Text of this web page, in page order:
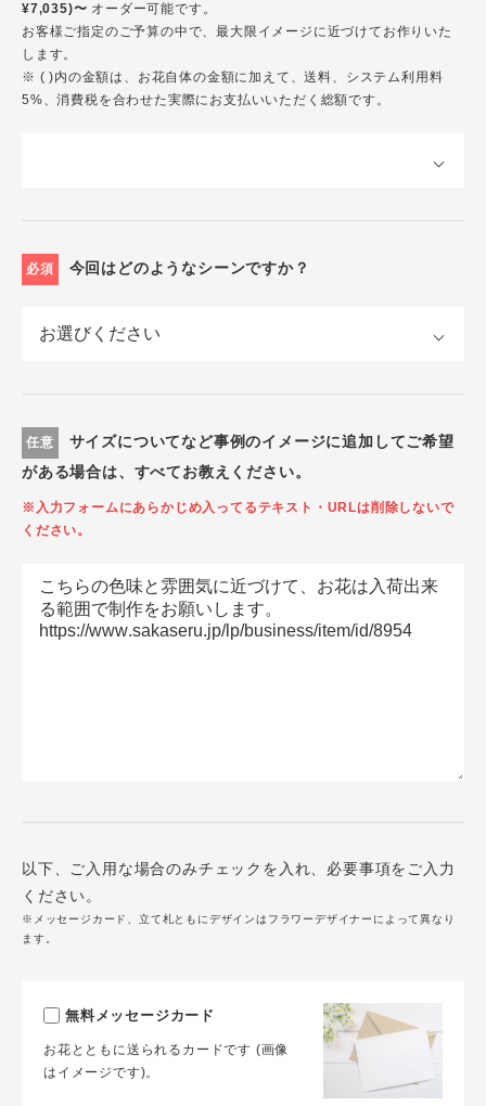
¥7,035)〜 オーダー可能です。
お客様ご指定のご予算の中で、最大限イメージに近づけてお作りいた
します。
※ ( )内の金額は、お花自体の金額に加えて、送料、システム利用料
5%、消費税を合わせた実際にお支払いいただく総額です。
必須 今回はどのようなシーンですか？
任意
サイズについてなど事例のイメージに追加してご希望
がある場合は、すべてお教えください。
※入力フォームにあらかじめ入ってるテキスト・URLは削除しないで
ください。
以下、ご入用な場合のみチェックを入れ、必要事項をご入力
ください。
※メッセージカード、立て札ともにデザインはフラワーデザイナーによって異なり
ます。
無料メッセージカード
お花とともに送られるカードです (画像
はイメージです)。